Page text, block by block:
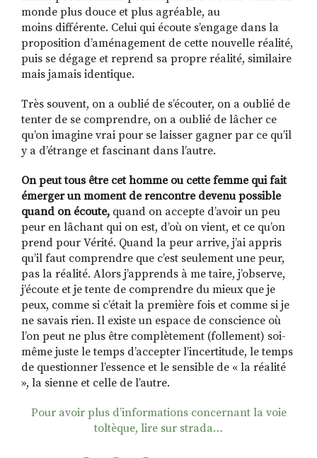
monde plus douce et plus agréable, au
moins différente. Celui qui écoute s’engage dans la
proposition d’aménagement de cette nouvelle réalité,
puis se dégage et reprend sa propre réalité, similaire
mais jamais identique.
Très souvent, on a oublié de s’écouter, on a oublié de
tenter de se comprendre, on a oublié de lâcher ce
qu’on imagine vrai pour se laisser gagner par ce qu’il
y a d’étrange et fascinant dans l’autre.
On peut tous être cet homme ou cette femme qui fait
émerger un moment de rencontre devenu possible
quand on écoute, quand on accepte d’avoir un peu
peur en lâchant qui on est, d’où on vient, et ce qu’on
prend pour Vérité. Quand la peur arrive, j’ai appris
qu’il faut comprendre que c’est seulement une peur,
pas la réalité. Alors j’apprends à me taire, j’observe,
j’écoute et je tente de comprendre du mieux que je
peux, comme si c’était la première fois et comme si je
ne savais rien. Il existe un espace de conscience où
l’on peut ne plus être complètement (follement) soi-
même juste le temps d’accepter l’incertitude, le temps
de questionner l’essence et le sensible de « la réalité
», la sienne et celle de l’autre.
Pour avoir plus d’informations concernant la voie
toltèque, lire sur strada…